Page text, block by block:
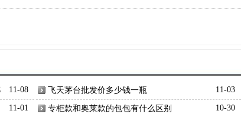
11-08 11-03
飞天茅台批发价多少钱一瓶
11-01 10-30
专柜款和奥莱款的包包有什么区别